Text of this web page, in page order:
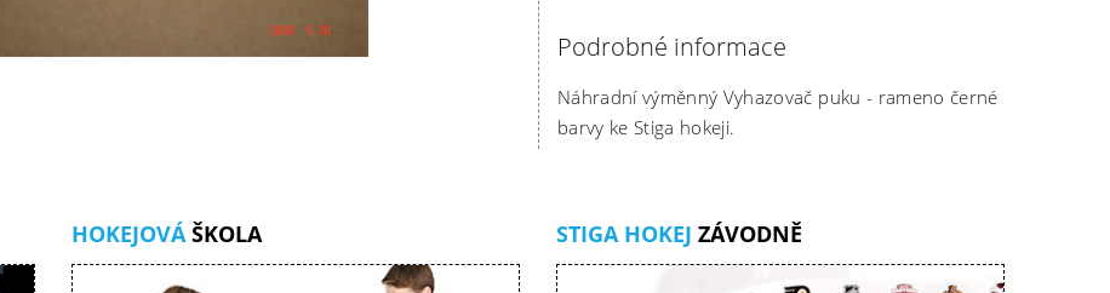
Podrobné informace
Náhradní výměnný Vyhazovač puku - rameno černé
barvy ke Stiga hokeji.
HOKEJOVÁŠKOLA STIGA HOKEJ ZÁVODNĚ